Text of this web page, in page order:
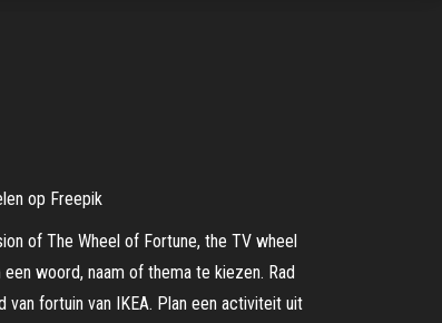
op Freepik
of The Wheel of Fortune, the TV wheel
woord, naam of thema te kiezen. Rad
fortuin van IKEA. Plan een activiteit uit